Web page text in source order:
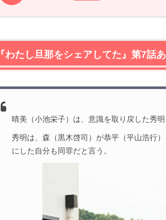
1.『わたし旦那をシェアしてた』第7話あらす
2.1 復讐に燃える秀明（赤楚衛二）
2.2なぜ3億円を残したのか？指輪を買ったの
3.『わたし旦那をシェアしてた』第7話あら
『わたし旦那をシェアしてた』第7話
晴美（小池栄子）は、意識を取り戻した秀明
秀明は、森（黒木啓司）が恭平（平山浩行
にした自分も同罪だと言う。